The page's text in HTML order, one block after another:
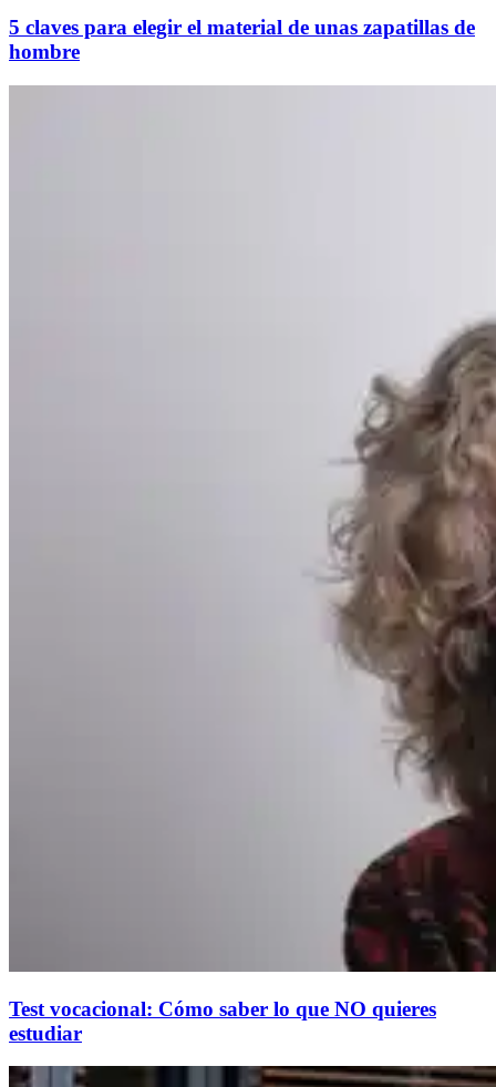
5 claves para elegir el material de unas zapatillas de
hombre
Test vocacional: Cómo saber lo que NO quieres
estudiar